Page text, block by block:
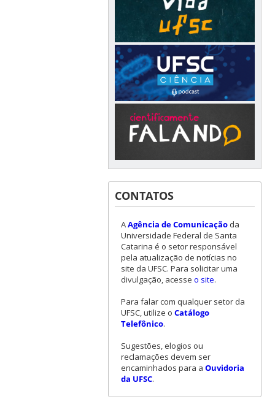
CONTATOS
AAgência de Comunicaçãoda
Universidade Federal de Santa
Catarina é o setor responsável
pela atualização de notícias no
site da UFSC. Para solicitar uma
divulgação, acesse o site.
Para falar com qualquer setor da
UFSC, utilize o Catálogo
Telefônico.
Sugestões, elogios ou
reclamações devem ser
encaminhados para a Ouvidoria
da UFSC.